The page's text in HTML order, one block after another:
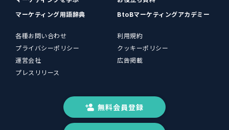
マーケティング用語辞典
BtoBマーケティングアカデミー
各種お問い合わせ
利用規約
プライバシーポリシー
クッキーポリシー
運営会社
広告掲載
プレスリリース
無料会員登録